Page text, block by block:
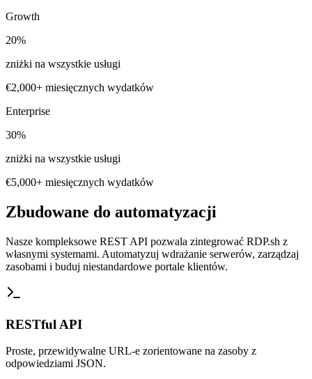
Growth
20%
zniżki na wszystkie usługi
€2,000+ miesięcznych wydatków
Enterprise
30%
zniżki na wszystkie usługi
€5,000+ miesięcznych wydatków
Zbudowane do automatyzacji
Nasze kompleksowe REST API pozwala zintegrować RDP.sh z
własnymi systemami. Automatyzuj wdrażanie serwerów, zarządzaj
zasobami i buduj niestandardowe portale klientów.
RESTful API
Proste, przewidywalne URL-e zorientowane na zasoby z
odpowiedziami JSON.